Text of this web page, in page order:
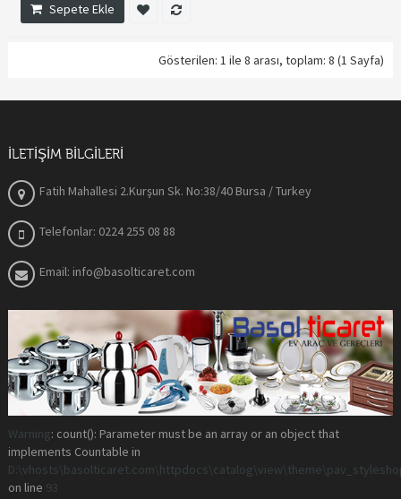
Sepete Ekle
Gösterilen: 1 ile 8 arası, toplam: 8 (1 Sayfa)
İLETIŞIM BILGILERI
Fatih Mahallesi 2.Kurşun Sk. No:38/40 Bursa / Turkey
Telefonlar: 0224 255 08 88
Email: info@basolticaret.com
Warning: count(): Parameter must be an array or an object that
implements Countable in
on line 93